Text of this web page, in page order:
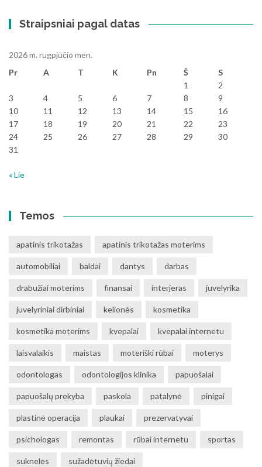
Straipsniai pagal datas
2026 m. rugpjūčio mėn.
Pr
A T K Pn Š
S
1
2
3
4 5 6 7 8
9
10
11 12 13 14 15
16
17
18 19 20 21 22
23
24
25 26 27 28 29
30
31
« Lie
Temos
apatinis trikotažas apatinis trikotažas moterims
automobiliai baldai dantys darbas
drabužiai moterims finansai interjeras juvelyrika
juvelyriniai dirbiniai kelionės kosmetika
kosmetika moterims kvepalai kvepalai internetu
laisvalaikis maistas moteriški rūbai moterys
odontologas odontologijos klinika papuošalai
papuošalų prekyba paskola patalynė pinigai
plastinė operacija plaukai prezervatyvai
psichologas remontas rūbai internetu sportas
suknelės sužadėtuvių žiedai